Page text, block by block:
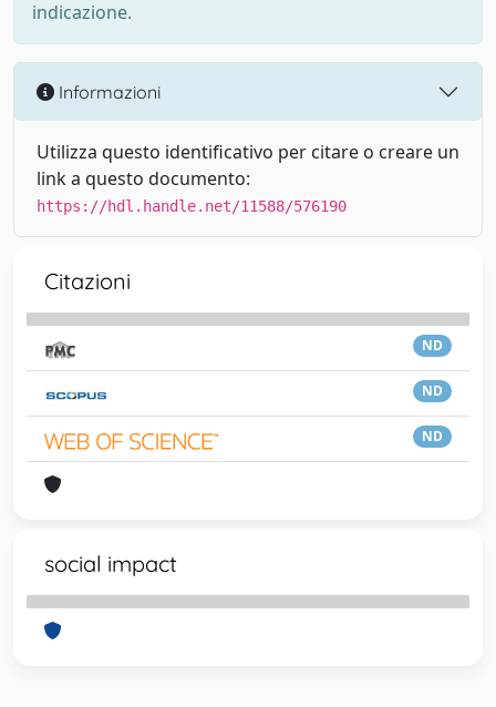
indicazione.
Informazioni
Utilizza questo identificativo per citare o creare un
link a questo documento:
https://hdl.handle.net/11588/576190
Citazioni
ND
ND
ND
social impact